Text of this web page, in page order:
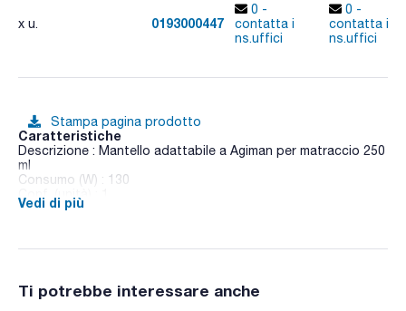
x u. 0193000447
0 -
contatta i
ns.uffici
0 -
contatta i
ns.uffici
Stampa pagina prodotto
Caratteristiche
Descrizione : Mantello adattabile a Agiman per matraccio 250
ml
Consumo (W) : 130
Caratteristiche tecniche:
- Piatto superiore rivestito in acciaio inox AISI 304 di
Vedi di più
Ti potrebbe interessare anche